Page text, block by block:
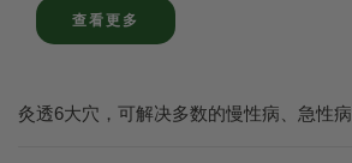
查看更多
灸透6大穴，可解决多数的慢性病、急性病